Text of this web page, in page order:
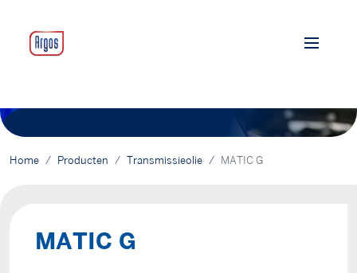
Home Producten Transmissieolie MATIC G
MATIC G